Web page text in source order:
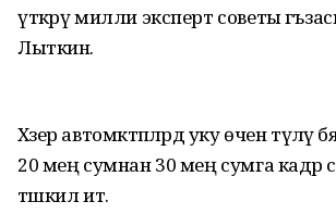
үткәрү милли эксперт советы
Лыткин.
Хәзер автомәктәпләрдә уку өчен түләү
20 мең сумнан 30 мең сумга
тәшкил итә.